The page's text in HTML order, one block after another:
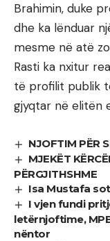
Brahimin, duke
dhe ka lënduar
mesme në atë
Rasti ka nxitur
të profilit publik
gjyqtar në elitën
NJOFTIM PËR
MJEKËT
PËRGJITHSHME
Isa Mustafa
I vjen fundi
letërnjoftime,
nëntor